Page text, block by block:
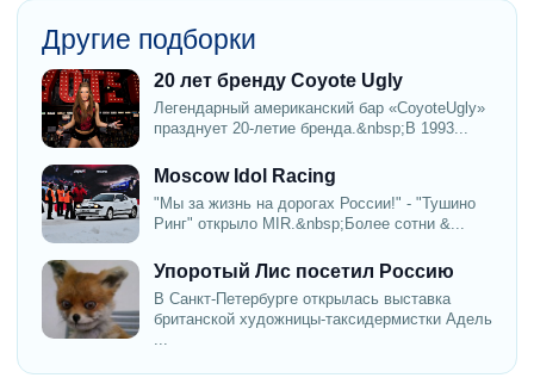
Другие подборки
20 лет бренду Coyote Ugly
Легендарный американский бар «CoyoteUgly»
празднует 20-летие бренда.&nbsp;В 1993...
Moscow Idol Racing
"Мы за жизнь на дорогах России!" - "Тушино
Ринг" открыло MIR.&nbsp;Более сотни &...
Упоротый Лис посетил Россию
В Санкт-Петербурге открылась выставка
британской художницы-таксидермистки Адель
...